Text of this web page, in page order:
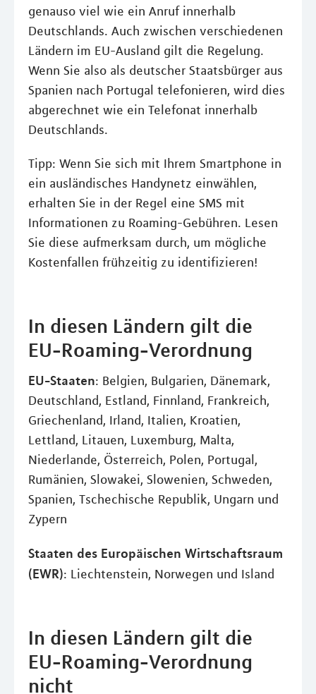
genauso viel wie ein Anruf innerhalb
Deutschlands. Auch zwischen verschiedenen
Ländern im EU-Ausland gilt die Regelung.
Wenn Sie also als deutscher Staatsbürger aus
Spanien nach Portugal telefonieren, wird dies
abgerechnet wie ein Telefonat innerhalb
Deutschlands.
Tipp: Wenn Sie sich mit Ihrem Smartphone in
ein ausländisches Handynetz einwählen,
erhalten Sie in der Regel eine SMS mit
Informationen zu Roaming-Gebühren. Lesen
Sie diese aufmerksam durch, um mögliche
Kostenfallen frühzeitig zu identifizieren!
In diesen Ländern gilt die
EU-Roaming-Verordnung
EU-Staaten: Belgien, Bulgarien, Dänemark,
Deutschland, Estland, Finnland, Frankreich,
Griechenland, Irland, Italien, Kroatien,
Lettland, Litauen, Luxemburg, Malta,
Niederlande, Österreich, Polen, Portugal,
Rumänien, Slowakei, Slowenien, Schweden,
Spanien, Tschechische Republik, Ungarn und
Zypern
Staaten des Europäischen Wirtschaftsraum
(EWR): Liechtenstein, Norwegen und Island
In diesen Ländern gilt die
EU-Roaming-Verordnung
nicht